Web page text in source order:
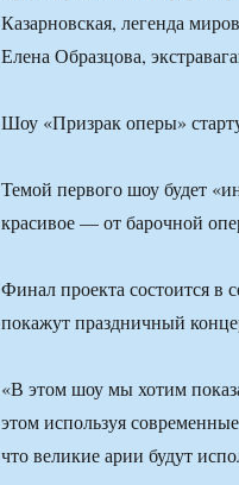
Казарновская, легенда
Елена Образцова,
Шоу «Призрак оперы»
Темой первого шоу будет
красивое — от барочной
Финал проекта состоится в
покажут праздничный
«В этом шоу мы хотим
этом используя
что великие арии будут